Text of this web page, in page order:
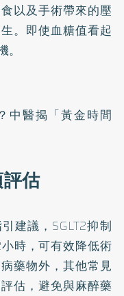
以及手術帶來的壓
。即使血糖值看起
中醫揭「黃金時間
估
建議，SGLT2抑制
時，可有效降低術
藥物外，其他常見
估，避免與麻醉藥